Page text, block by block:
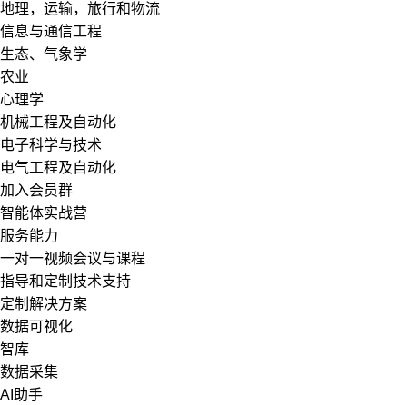
地理，运输，旅行和物流
信息与通信工程
生态、气象学
农业
心理学
机械工程及自动化
电子科学与技术
电气工程及自动化
加入会员群
智能体实战营
服务能力
一对一视频会议与课程
指导和定制技术支持
定制解决方案
数据可视化
智库
数据采集
AI助手